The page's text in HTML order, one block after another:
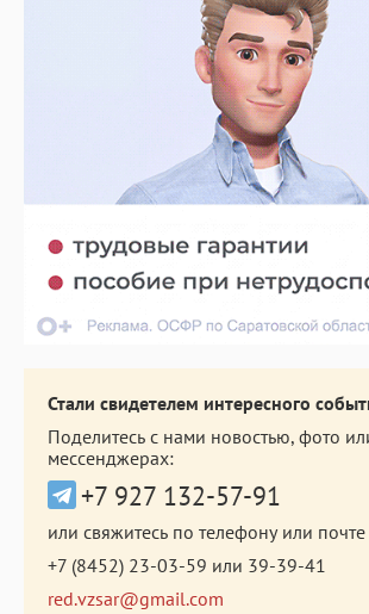
Стали свидетелем интересного
Поделитесь с нами новостью, фото
мессенджерах:
+7 927 132-57-91
или свяжитесь по телефону или почте
+7 (8452) 23-03-59 или 39-39-41
red.vzsar@gmail.com